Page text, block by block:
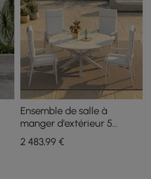
Ensemble de salle à
manger d'extérieur 5
pièces en aluminium et
pierre frittée, extensible et
2 483,99€